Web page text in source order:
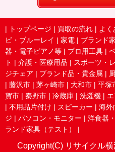
| トップページ | 買取の流れ | よく
ビ・ブルーレイ | 家電 | ブランド
器・電子ピアノ等 | プロ用工具 |
ト | 介護・医療用品 | スポーツ・
ジチェア | ブランド品・貴金属 |
| 藤沢市 | 茅ヶ崎市 | 大和市 | 平塚
賀市 | 秦野市 | 冷蔵庫 | 洗濯機 |
| 不用品片付け | スピーカー | 海外
ジ | パソコン・モニター | 洋食器
ランド家具（テスト）
|
Copyright(C) リサイクル